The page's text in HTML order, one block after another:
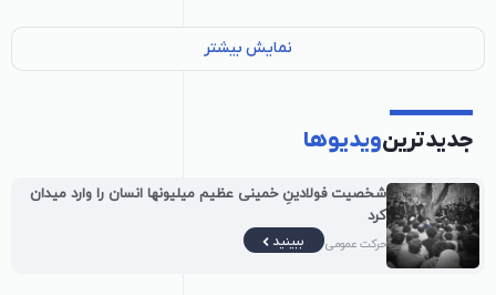
نمایش بیشتر
جدیدترینویدیوها
شخصیت فولادینِ خمینی عظیم میلیونها انسان را وارد میدان
کرد
حرکت عمومی ببینید